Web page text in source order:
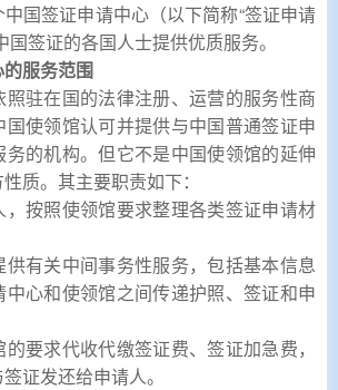
国签证申请中心（以下简称“签证申请
国签证的各国人士提供优质服务。
服务范围
驻在国的法律注册、运营的服务性商
国使领馆认可并提供与中国普通签证申
的机构。但它不是中国使领馆的延伸
质。其主要职责如下：
，按照使领馆要求整理各类签证申请材
供有关中间事务性服务，包括基本信息
中心和使领馆之间传递护照、签证和申
的要求代收代缴签证费、签证加急费，
证发还给申请人。